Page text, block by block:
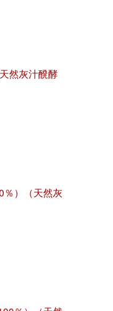
然灰汁醗酵
％）（天然灰